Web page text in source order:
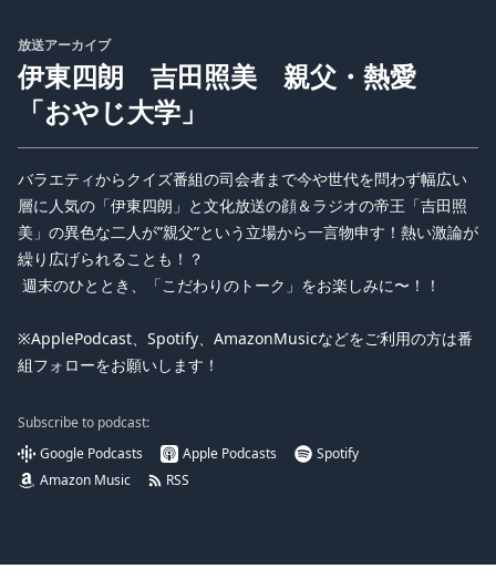
放送アーカイブ
伊東四朗 吉田照美 親父・熱愛
「おやじ大学」
バラエティからクイズ番組の司会者まで今や世代を問わず幅広い
層に人気の「伊東四朗」と文化放送の顔＆ラジオの帝王「吉田照
美」の異色な二人が”親父”という立場から一言物申す！熱い激論が
繰り広げられることも！？
週末のひととき、「こだわりのトーク」をお楽しみに〜！！
※ApplePodcast、Spotify、AmazonMusicなどをご利用の方は番
組フォローをお願いします！
Subscribe to podcast:
Google Podcasts
Apple Podcasts
Spotify
Amazon Music
RSS